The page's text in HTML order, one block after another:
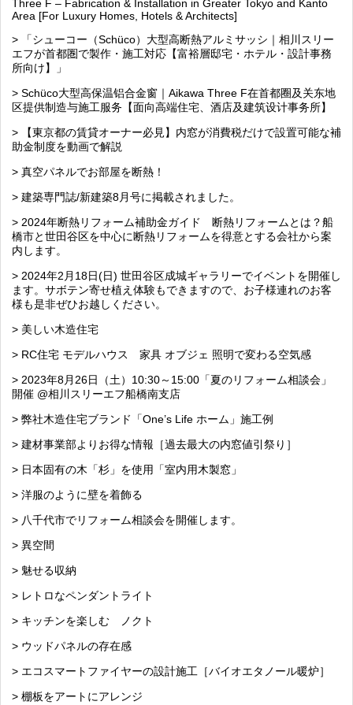
Three F – Fabrication & Installation in Greater Tokyo and Kanto
Area [For Luxury Homes, Hotels & Architects]
> 「シューコー（Schüco）大型高断熱アルミサッシ｜相川スリー
エフが首都圏で製作・施工対応【富裕層邸宅・ホテル・設計事務
所向け】」
> Schüco大型高保温铝合金窗｜Aikawa Three F在首都圈及关东地
区提供制造与施工服务【面向高端住宅、酒店及建筑设计事务所】
> 【東京都の賃貸オーナー必見】内窓が消費税だけで設置可能な補
助金制度を動画で解説
> 真空パネルでお部屋を断熱！
> 建築専門誌/新建築8月号に掲載されました。
> 2024年断熱リフォーム補助金ガイド 断熱リフォームとは？船
橋市と世田谷区を中心に断熱リフォームを得意とする会社から案
内します。
> 2024年2月18日(日) 世田谷区成城ギャラリーでイベントを開催し
ます。サボテン寄せ植え体験もできますので、お子様連れのお客
様も是非ぜひお越しください。
> 美しい木造住宅
> RC住宅 モデルハウス 家具 オブジェ 照明で変わる空気感
> 2023年8月26日（土）10:30～15:00「夏のリフォーム相談会」
開催 @相川スリーエフ船橋南支店
> 弊社木造住宅ブランド「One’s Life ホーム」施工例
> 建材事業部よりお得な情報［過去最大の内窓値引祭り］
> 日本固有の木「杉」を使用「室内用木製窓」
> 洋服のように壁を着飾る
> 八千代市でリフォーム相談会を開催します。
> 異空間
> 魅せる収納
> レトロなペンダントライト
> キッチンを楽しむ ノクト
> ウッドパネルの存在感
> エコスマートファイヤーの設計施工［バイオエタノール暖炉］
> 棚板をアートにアレンジ